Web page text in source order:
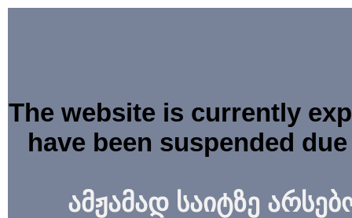
The website is currently
have been suspended
ამჟამად საიტზე